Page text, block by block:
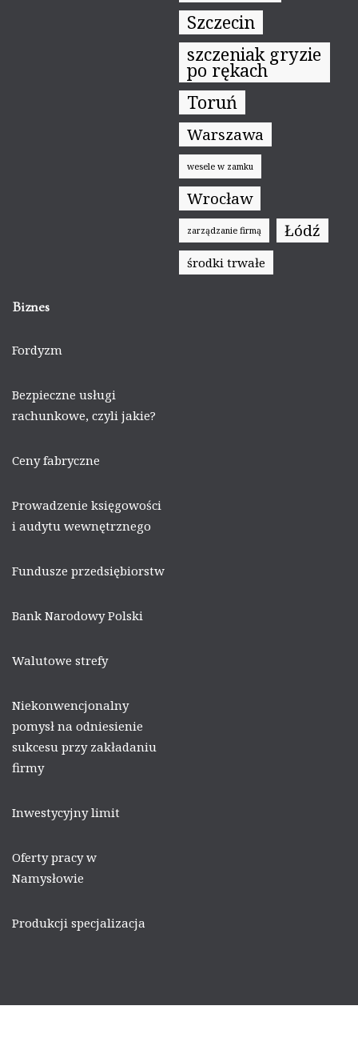
Szczecin
szczeniak gryzie
po rękach
Toruń
Warszawa
wesele w zamku
Wrocław
zarządzanie firmą Łódź
środki trwałe
Biznes
Fordyzm
Bezpieczne usługi
rachunkowe, czyli jakie?
Ceny fabryczne
Prowadzenie księgowości
i audytu wewnętrznego
Fundusze przedsiębiorstw
Bank Narodowy Polski
Walutowe strefy
Niekonwencjonalny
pomysł na odniesienie
sukcesu przy zakładaniu
firmy
Inwestycyjny limit
Oferty pracy w
Namysłowie
Produkcji specjalizacja